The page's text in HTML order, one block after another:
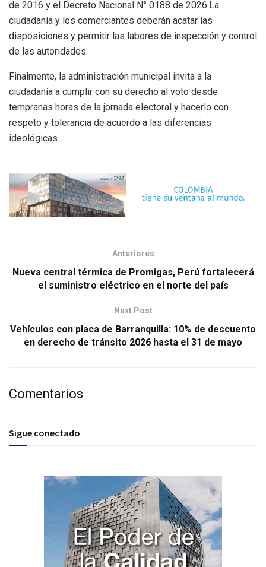
de 2016 y el Decreto Nacional N° 0188 de 2026.La
ciudadanía y los comerciantes deberán acatar las
disposiciones y permitir las labores de inspección y control
de las autoridades.
Finalmente, la administración municipal invita a la
ciudadanía a cumplir con su derecho al voto desde
tempranas horas de la jornada electoral y hacerlo con
respeto y tolerancia de acuerdo a las diferencias
ideológicas.
Anteriores
Nueva central térmica de Promigas, Perú fortalecerá
el suministro eléctrico en el norte del país
Next Post
Vehículos con placa de Barranquilla: 10% de descuento
en derecho de tránsito 2026 hasta el 31 de mayo
Comentarios
Sigue conectado